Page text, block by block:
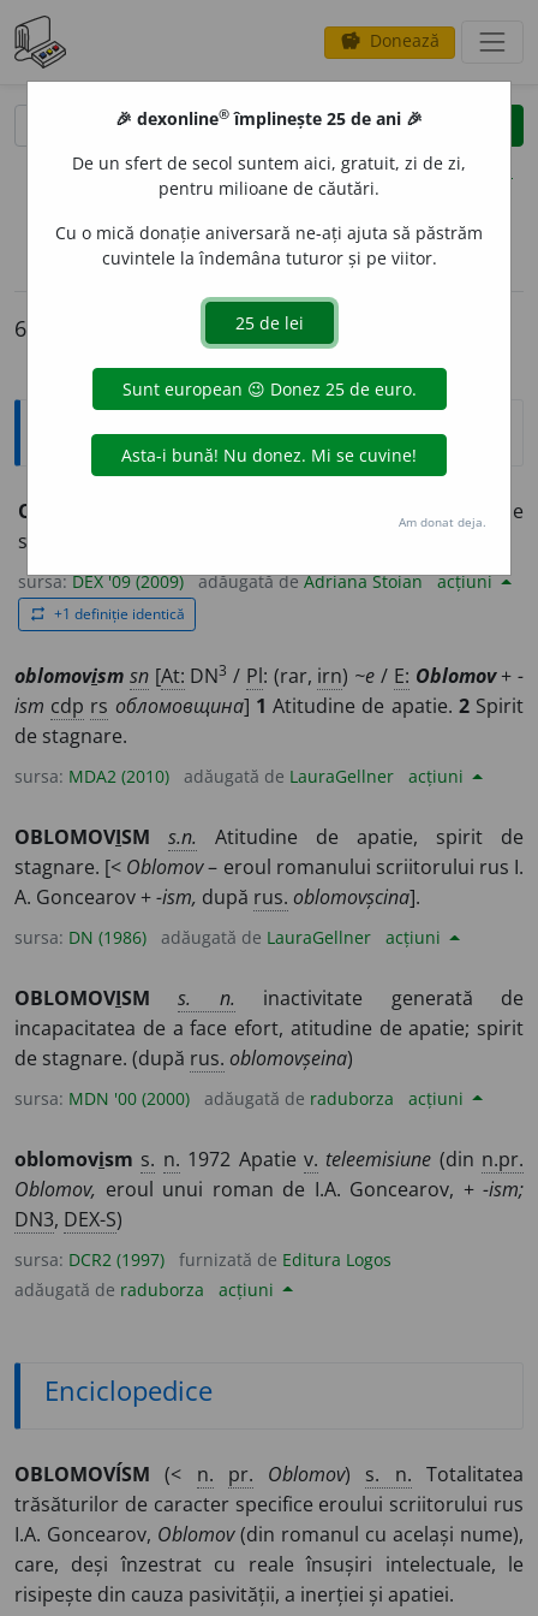
savings Donează
clear
opțiuni
sinteza definițiilor (1) definiții (6) declinări
6 definiții pentru oblomovism
Explicative DEX
OBLOMOV
Atitudine de apatie; spirit de
stagnare. –
sursa:DEX '09 (2009) adăugată deAdriana Stoian acțiuni
repeat +1 definiție identică
oblomovism sn[At: DN3 / Pl: (rar, irn) ~e / E: Oblomov+-
ism cdp rs обломовщина] 1 Atitudine de apatie. 2Spirit
de stagnare.
sursa: MDA2 (2010) adăugată de LauraGellner acțiuni
OBLOMOVISM s.n. Atitudine de apatie, spirit de
stagnare. [< Oblomov– eroul romanului scriitorului rus I.
A. Goncearov +-ism, după rus. oblomovșcina].
sursa: DN (1986) adăugată de LauraGellner acțiuni
OBLOMOVISM s. n. inactivitate generată de
incapacitatea de a face efort, atitudine de apatie; spirit
de stagnare. (după rus. oblomovșeina)
sursa: MDN '00 (2000) adăugată de raduborza acțiuni
oblomovism s. n. 1972 Apatie v. teleemisiune (din n.pr.
Oblomov, eroul unui roman de I.A. Goncearov, + -ism;
DN3, DEX-S)
sursa: DCR2 (1997) furnizată de Editura Logos
adăugată de raduborza acțiuni
Enciclopedice
OBLOMOVÍSM (< n. pr. Oblomov) s. n. Totalitatea
trăsăturilor de caracter specifice eroului scriitorului rus
I.A. Goncearov, Oblomov(din romanul cu același nume),
care, deși înzestrat cu reale însușiri intelectuale, le
risipește din cauza pasivității, a inerției și apatiei.
🎉 dexonline® împlinește 25 de ani 🎉
De un sfert de secol suntem aici, gratuit, zi de zi,
pentru milioane de căutări.
Cu o mică donație aniversară ne-ați ajuta să păstrăm
cuvintele la îndemâna tuturor și pe viitor.
Am donat deja.